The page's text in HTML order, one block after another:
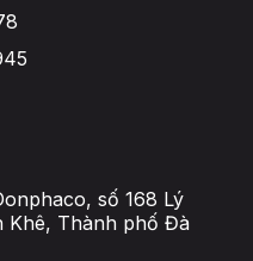
số 168 Lý
Khê, Thành phố Đà